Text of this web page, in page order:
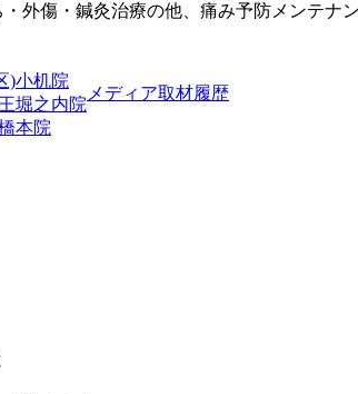
外傷・鍼灸治療の他、痛み予防メンテナン
)小机院
堀之内院
本院
メディア取材履歴